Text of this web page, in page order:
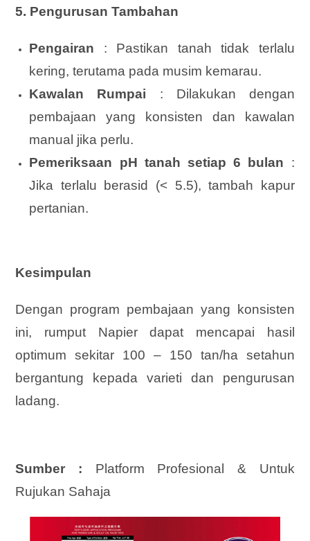
5. Pengurusan Tambahan
Pengairan : Pastikan tanah tidak terlalu
kering, terutama pada musim kemarau.
Kawalan Rumpai : Dilakukan dengan
pembajaan yang konsisten dan kawalan
manual jika perlu.
Pemeriksaan pH tanah setiap 6 bulan :
Jika terlalu berasid (< 5.5), tambah kapur
pertanian.
Kesimpulan
Dengan program pembajaan yang konsisten
ini, rumput Napier dapat mencapai hasil
optimum sekitar 100 – 150 tan/ha setahun
bergantung kepada varieti dan pengurusan
ladang.
Sumber : Platform Profesional & Untuk
Rujukan Sahaja